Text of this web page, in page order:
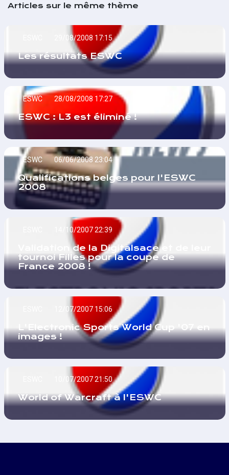
Articles sur le même thème
29/08/2008 17:15
Les résultats ESWC
ESWC 28/08/2008 17:27
ESWC : L3 est éliminé !
ESWC 06/06/2008 23:04
Qualifications belges pour l'ESWC
2008
14/10/2007 22:39
Validation de la Digitalsace et de leur
tournoi Filles pour la coupe de
France 2008 !
12/07/2007 15:06
L'Electronic Sports World Cup '07 en
images !
10/07/2007 21:50
World of Warcraft à l'ESWC